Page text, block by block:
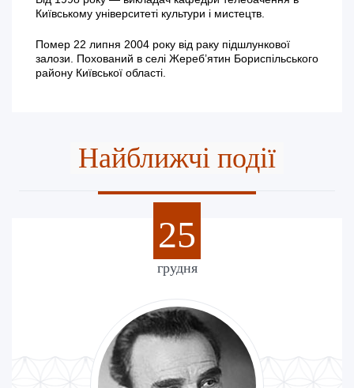
Київському університеті культури і мистецтв.
Помер 22 липня 2004 року від раку підшлункової
залози. Похований в селі Жереб’ятин Бориспільського
району Київської області.
Найближчі події
25
грудня